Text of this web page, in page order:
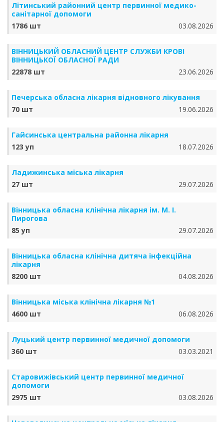
Літинський районний центр первинної медико-
санітарної допомоги
1786 шт
03.08.2026
ВІННИЦЬКИЙ ОБЛАСНИЙ ЦЕНТР СЛУЖБИ КРОВІ
ВІННИЦЬКОЇ ОБЛАСНОЇ РАДИ
22878 шт
23.06.2026
Печерська обласна лікарня відновного лікування
70 шт
19.06.2026
Гайсинська центральна районна лікарня
123 уп
18.07.2026
Ладижинська міська лікарня
27 шт
29.07.2026
Вінницька обласна клінічна лікарня ім. М. І.
Пирогова
85 уп
29.07.2026
Вінницька обласна клінічна дитяча інфекційна
лікарня
8200 шт
04.08.2026
Вінницька міська клінічна лікарня №1
4600 шт
06.08.2026
Луцький центр первинної медичної допомоги
360 шт
03.03.2021
Старовижівський центр первинної медичної
допомоги
2975 шт
03.08.2026